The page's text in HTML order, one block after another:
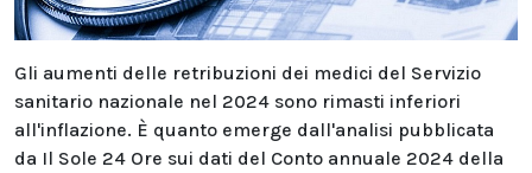
Gli aumenti delle retribuzioni dei medici del Servizio
sanitario nazionale nel 2024 sono rimasti inferiori
all'inflazione. È quanto emerge dall'analisi pubblicata
da Il Sole 24 Ore sui dati del Conto annuale 2024 della